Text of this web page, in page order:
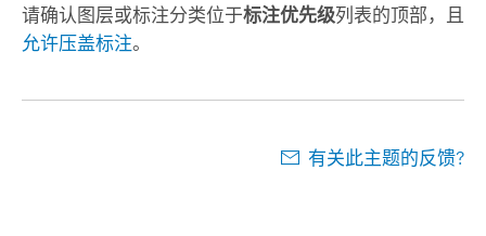
请确认图层或标注分类位于标注优先级列表的顶部，且
允许压盖标注。
有关此主题的反馈?